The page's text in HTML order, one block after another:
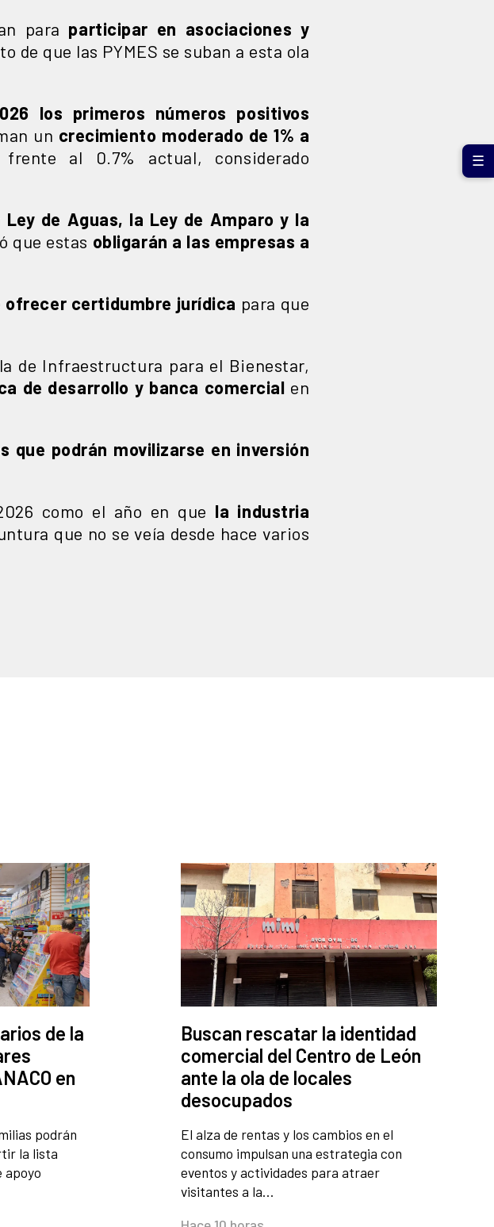
para participar en asociaciones y
de que las PYMES se suban a esta ola
los primeros números positivos
un crecimiento moderado de 1% a
al 0.7% actual, considerado
Ley de Aguas, la Ley de Amparo y la
que estas obligarán a las empresas a
ofrecer certidumbre jurídica para que
de Infraestructura para el Bienestar,
de desarrollo y banca comercial en
que podrán movilizarse en inversión
como el año en que la industria
que no se veía desde hace varios
de la
en
podrán
la lista
apoyo
Buscan rescatar la identidad
comercial del Centro de León
ante la ola de locales
desocupados
El alza de rentas y los cambios en el
consumo impulsan una estrategia con
eventos y actividades para atraer
visitantes a la…
☰